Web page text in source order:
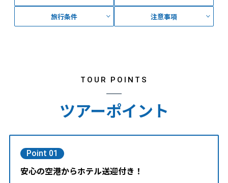
旅行条件 注意事項
TOUR POINTS
ツアーポイント
Point 01
安心の空港からホテル送迎付き！